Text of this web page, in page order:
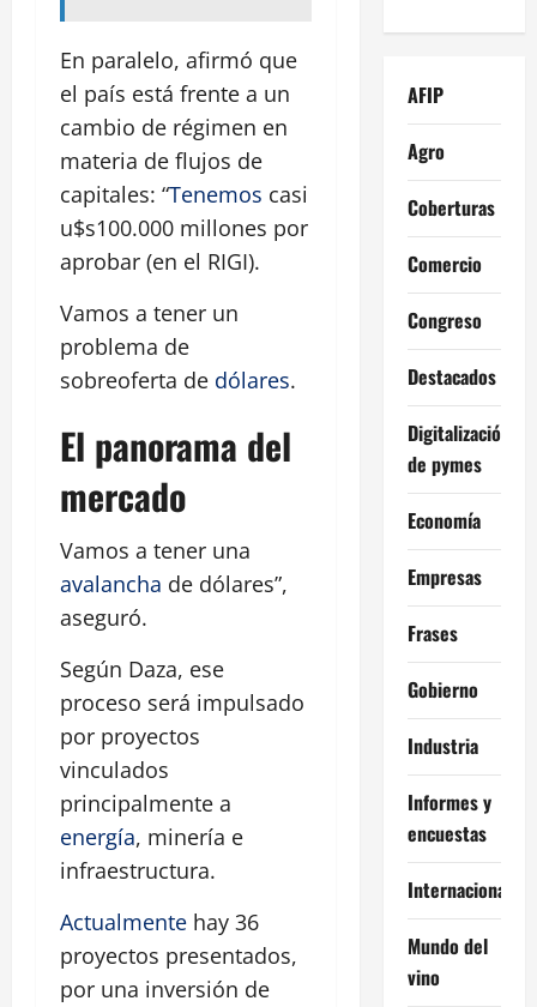
En paralelo, afirmó que
el país está frente a un
cambio de régimen en
materia de flujos de
capitales: “Tenemos casi
u$s100.000 millones por
aprobar (en el RIGI).
Vamos a tener un
problema de
sobreoferta de dólares.
El panorama del
mercado
Vamos a tener una
avalancha de dólares”,
aseguró.
Según Daza, ese
proceso será impulsado
por proyectos
vinculados
principalmente a
energía, minería e
infraestructura.
Actualmente hay 36
proyectos presentados,
por una inversión de
AFIP
Agro
Coberturas
Comercio
Congreso
Destacados
Digitalización
de pymes
Economía
Empresas
Frases
Gobierno
Industria
Informes y
encuestas
Internacional
Mundo del
vino